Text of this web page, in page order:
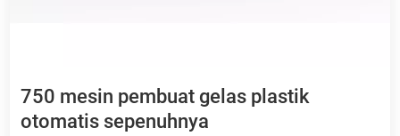
750 mesin pembuat gelas plastik
otomatis sepenuhnya